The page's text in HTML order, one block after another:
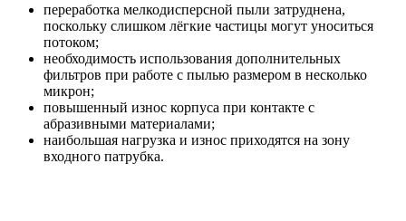
переработка мелкодисперсной пыли затруднена,
поскольку слишком лёгкие частицы могут уноситься
потоком;
необходимость использования дополнительных
фильтров при работе с пылью размером в несколько
микрон;
повышенный износ корпуса при контакте с
абразивными материалами;
наибольшая нагрузка и износ приходятся на зону
входного патрубка.